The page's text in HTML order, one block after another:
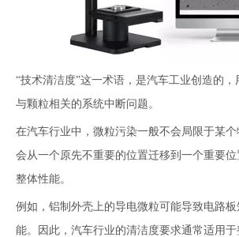
“技术清洁度”这一术语，是汽车工业创造的，
与颗粒相关的系统中断问题。
在汽车行业中，微粒污染一般不会局限于某
会从一个原先不重要的位置迁移到一个重要
整体性能。
例如，铝制外壳上的导电微粒可能导致电路
能。因此，汽车行业的清洁度要求通常适用